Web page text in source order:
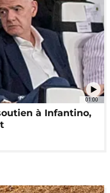
01:00
à Infantino,